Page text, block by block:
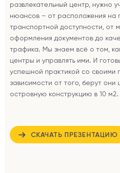
развлекательный центр, нужно
нюансов – от расположения на
транспортной доступности, от
оформления документов до
трафика. Мы знаем всё о том,
центры и управлять ими. И
успешной практикой со своими
зависимости от того, берут
островную конструкцию в 10 м2.
СКАЧАТЬ ПРЕЗЕНТАЦИЮ